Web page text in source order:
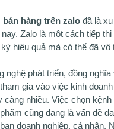
bán hàng trên zalo đã là
nay. Zalo là một cách tiếp
hiệu quả mà có thể đã vô
nghệ phát triển, đồng
gia vào việc kinh
càng nhiều. Việc chọn kệnh
cũng đang là vấn đề
doanh nghiệp, cá nhân.